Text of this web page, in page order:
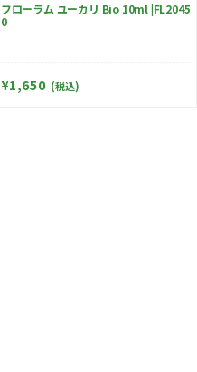
フローラム ユーカリ Bio 10ml |FL2045
0
¥1,650 (税込)